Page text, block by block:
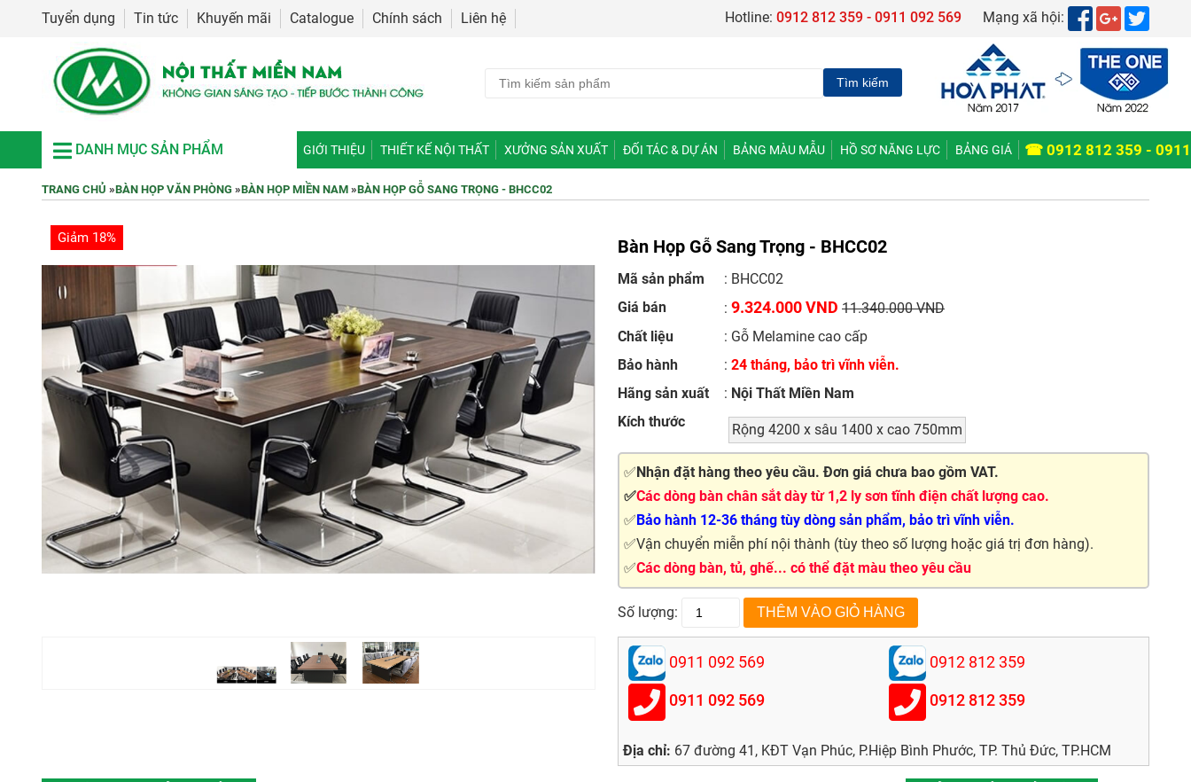
Tuyển dụng Tin tức Khuyến mãi Catalogue Chính sách Liên hệ Hotline: 0912 812 359 - 0911 092 569 Mạng xã hội:
DANH MỤC SẢN PHẨM GIỚI THIỆU THIẾT KẾ NỘI THẤT XƯỞNG SẢN XUẤT ĐỐI TÁC & DỰ ÁN BẢNG MÀU MẪU HỒ SƠ NĂNG LỰC BẢNG GIÁ ☎ 0912 812 359 -
TRANG CHỦ »BÀN HỌP VĂN PHÒNG »BÀN HỌP MIỀN NAM »BÀN HỌP GỖ SANG TRỌNG - BHCC02
Bàn Họp Gỗ Sang Trọng - BHCC02
Mã sản phẩm
: BHCC02
Giá bán
: 9.324.000 VND 11.340.000 VND
Giảm 18%
Chất liệu
: Gỗ Melamine cao cấp
Bảo hành
: 24 tháng, bảo trì vĩnh viễn.
Hãng sản xuất
: Nội Thất Miền Nam
Kích thước
Rộng 4200 x sâu 1400 x cao 750mm
✅ Nhận đặt hàng theo yêu cầu. Đơn giá chưa bao gồm VAT.
✅Các dòng bàn chân sắt dày từ 1,2 ly sơn tĩnh điện chất lượng cao.
✅ Bảo hành 12-36 tháng tùy dòng sản phẩm, bảo trì vĩnh viễn.
✅Vận chuyển miễn phí nội thành (tùy theo số lượng hoặc giá trị đơn hàng).
✅Các dòng bàn, tủ, ghế... có thể đặt màu theo yêu cầu
Số lượng:
0911 092 569
0911 092 569
0912 812 359
0912 812 359
Địa chỉ: 67 đường 41, KĐT Vạn Phúc, P.Hiệp Bình Phước, TP. Thủ Đức, TP.HCM